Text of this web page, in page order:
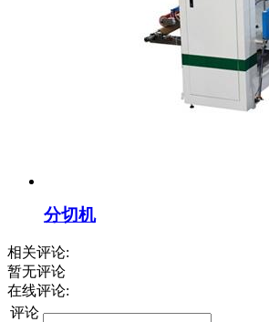
分切机
相关评论:
暂无评论
在线评论:
评论